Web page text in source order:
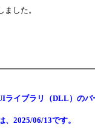
ました。
ライブラリ（DLL）のバ
、2025/06/13です。